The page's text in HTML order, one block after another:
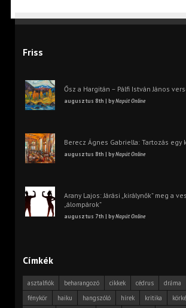
Friss
Ősz a Hargitán – Pálfi István János
augusztus 8th | byNapút Online
Berecz Ágnes Gabriella: Tartozás egy
augusztus 8th | byNapút Online
Arany Lajos: Járási „királynők” meg a
„álompárok”
augusztus 7th | byNapút Online
Címkék
asztalfiók beharangozó cikkek cédrus dráma
fénykör
haiku hangszóló hírek kritika